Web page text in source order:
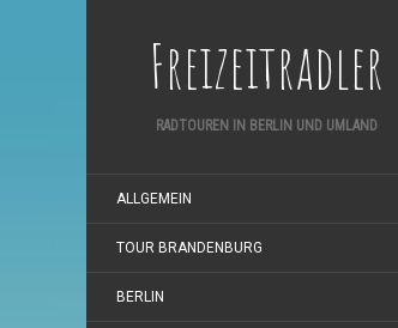
Freizeitradler
RADTOUREN IN BERLIN UND UMLAND
ALLGEMEIN
TOUR BRANDENBURG
BERLIN